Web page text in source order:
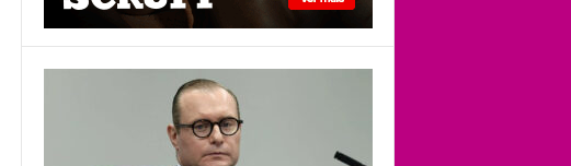
Clodd Dias, atriz
“Manhãs de
Setembro”, morre
aos 49 anos; causa
não foi informada